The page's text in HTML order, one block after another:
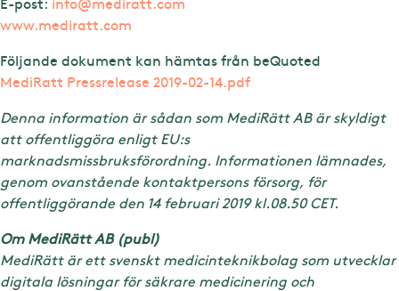
www.mediratt.com
Följande dokument kan hämtas från beQuoted
MediRatt Pressrelease 2019-02-14.pdf
Denna information är sådan som MediRätt AB är skyldigt
att offentliggöra enligt EU:s
marknadsmissbruksförordning. Informationen lämnades,
genom ovanstående kontaktpersons försorg, för
offentliggörande den 14 februari 2019 kl.08.50 CET.
Om MediRätt AB (publ)
MediRätt är ett svenskt medicinteknikbolag som utvecklar
digitala lösningar för säkrare medicinering och